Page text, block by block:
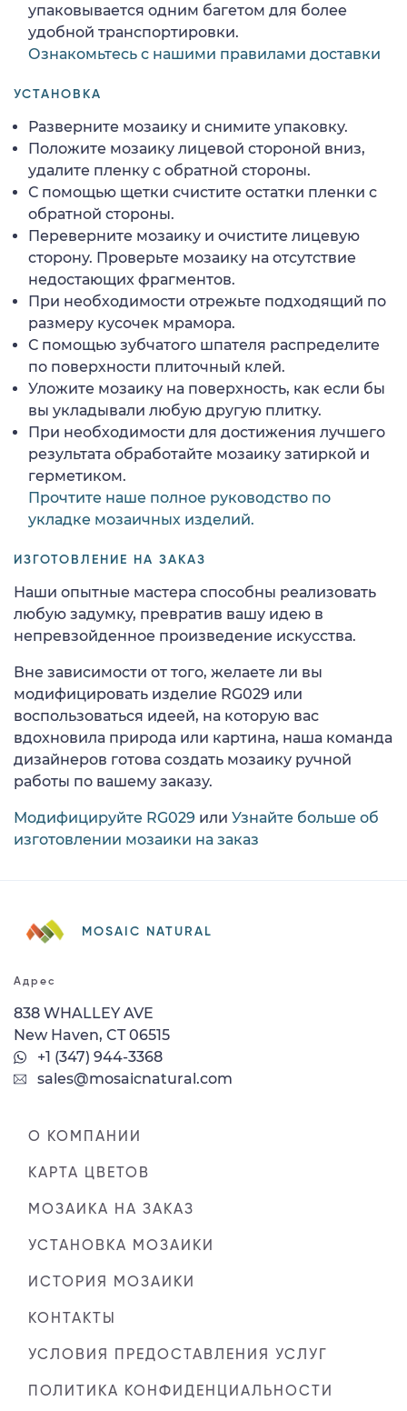
упаковывается одним багетом для более
удобной транспортировки.
Ознакомьтесь с нашими правилами доставки
УСТАНОВКА
Разверните мозаику и снимите упаковку.
Положите мозаику лицевой стороной вниз,
удалите пленку с обратной стороны.
С помощью щетки счистите остатки пленки с
обратной стороны.
Переверните мозаику и очистите лицевую
сторону. Проверьте мозаику на отсутствие
недостающих фрагментов.
При необходимости отрежьте подходящий по
размеру кусочек мрамора.
С помощью зубчатого шпателя распределите
по поверхности плиточный клей.
Уложите мозаику на поверхность, как если бы
вы укладывали любую другую плитку.
При необходимости для достижения лучшего
результата обработайте мозаику затиркой и
герметиком.
Прочтите наше полное руководство по
укладке мозаичных изделий.
ИЗГОТОВЛЕНИЕ НА ЗАКАЗ
Наши опытные мастера способны реализовать
любую задумку, превратив вашу идею в
непревзойденное произведение искусства.
Вне зависимости от того, желаете ли вы
модифицировать изделие RG029 или
воспользоваться идеей, на которую вас
вдохновила природа или картина, наша команда
дизайнеров готова создать мозаику ручной
работы по вашему заказу.
Модифицируйте RG029 или Узнайте больше об
изготовлении мозаики на заказ
MOSAIC NATURAL
Адрес
838 WHALLEY AVE
New Haven, CT 06515
+1 (347) 944-3368
sales@mosaicnatural.com
О КОМПАНИИ
КАРТА ЦВЕТОВ
МОЗАИКА НА ЗАКАЗ
УСТАНОВКА МОЗАИКИ
ИСТОРИЯ МОЗАИКИ
КОНТАКТЫ
УСЛОВИЯ ПРЕДОСТАВЛЕНИЯ УСЛУГ
ПОЛИТИКА КОНФИДЕНЦИАЛЬНОСТИ